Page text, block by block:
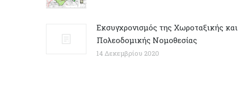
Εκσυγχρονισμός της Χωροταξικής και
Πολεοδομικής Νομοθεσίας
14 Δεκεμβρίου 2020